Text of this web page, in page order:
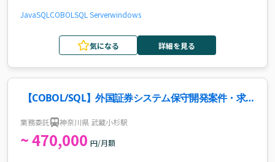
JavaSQL COBOL SQL Serverwindows
気になる 詳細を見る
【COBOL/SQL】外国証券システム保守開発案件・求
業務委託 神奈川県 武蔵小杉駅
~ 470,000 円/月額